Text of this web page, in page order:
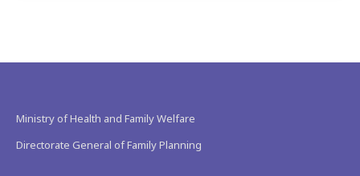
Ministry of Health and Family Welfare
Directorate General of Family Planning